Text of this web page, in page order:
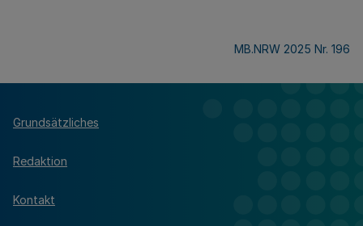
MB.NRW 2025 Nr. 196
Grundsätzliches
Redaktion
Kontakt